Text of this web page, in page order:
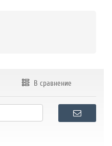
В сравнение